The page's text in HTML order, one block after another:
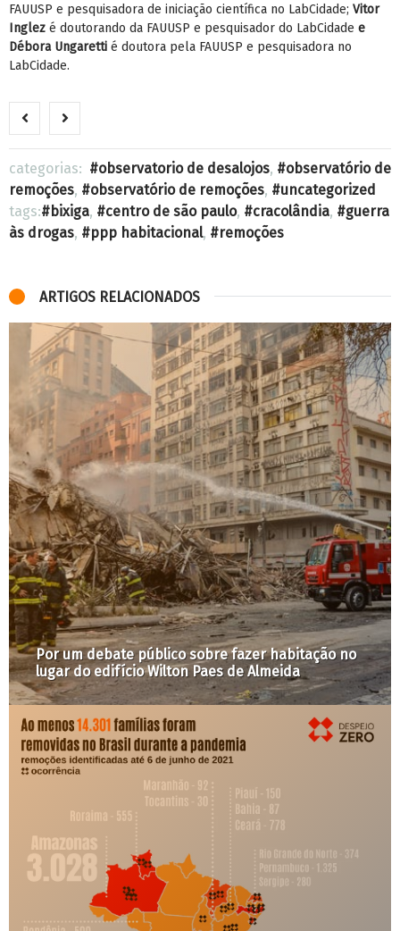
FAUUSP e pesquisadora de iniciação científica no LabCidade; Vitor
Inglez é doutorando da FAUUSP e pesquisador do LabCidade e
Débora Ungaretti é doutora pela FAUUSP e pesquisadora no
LabCidade.
categorias: observatorio de desalojos,
observatório de
remoções, observatório de remoções,
uncategorized
tags:
bixiga, centro de são paulo, cracolândia,
guerra
às drogas, ppp habitacional, remoções
ARTIGOS RELACIONADOS
Por um debate público sobre fazer habitação no
lugar do edifício Wilton Paes de Almeida